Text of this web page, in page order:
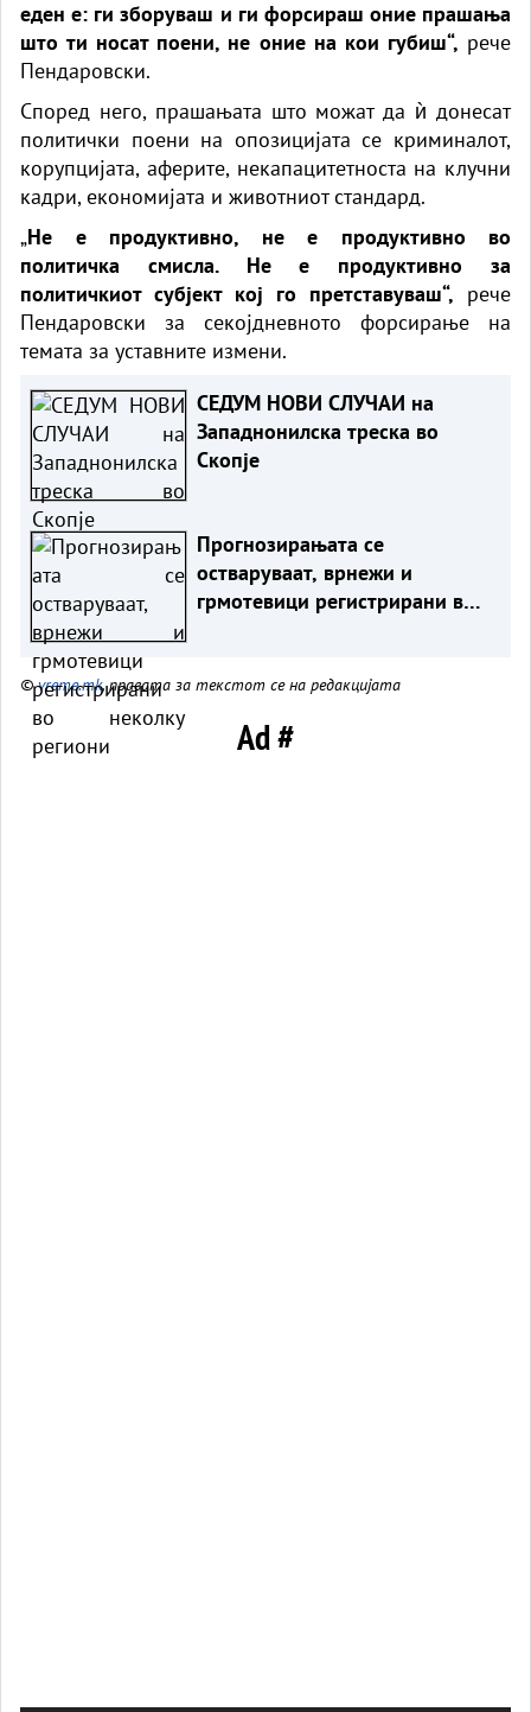
еден е: ги зборуваш и ги форсираш оние прашања
што ти носат поени, не оние на кои губиш“, рече
Пендаровски.
Според него, прашањата што можат да ѝ донесат
политички поени на опозицијата се криминалот,
корупцијата, аферите, некапацитетноста на клучни
кадри, економијата и животниот стандард.
„Не е продуктивно, не е продуктивно во
политичка смисла. Не е продуктивно за
политичкиот субјект кој го претставуваш“, рече
Пендаровски за секојдневното форсирање на
темата за уставните измени.
СЕДУМ НОВИ СЛУЧАИ на
Западнонилска треска во
Скопје
Прогнозирањата се
остваруваат, врнежи и
грмотевици регистрирани во
©vreme.mk, правата за текстот се на редакцијата
Ad #